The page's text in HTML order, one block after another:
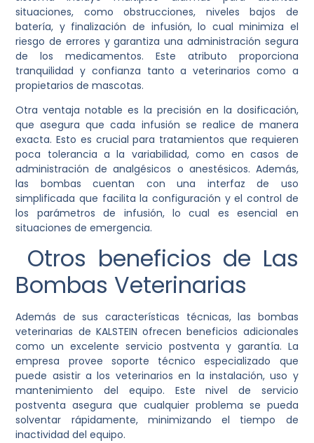
situaciones, como obstrucciones, niveles bajos de
batería, y finalización de infusión, lo cual minimiza el
riesgo de errores y garantiza una administración segura
de los medicamentos. Este atributo proporciona
tranquilidad y confianza tanto a veterinarios como a
propietarios de mascotas.
Otra ventaja notable es la precisión en la dosificación,
que asegura que cada infusión se realice de manera
exacta. Esto es crucial para tratamientos que requieren
poca tolerancia a la variabilidad, como en casos de
administración de analgésicos o anestésicos. Además,
las bombas cuentan con una interfaz de uso
simplificada que facilita la configuración y el control de
los parámetros de infusión, lo cual es esencial en
situaciones de emergencia.
Otros beneficios de Las
Bombas Veterinarias
Además de sus características técnicas, las bombas
veterinarias de KALSTEIN ofrecen beneficios adicionales
como un excelente servicio postventa y garantía. La
empresa provee soporte técnico especializado que
puede asistir a los veterinarios en la instalación, uso y
mantenimiento del equipo. Este nivel de servicio
postventa asegura que cualquier problema se pueda
solventar rápidamente, minimizando el tiempo de
inactividad del equipo.